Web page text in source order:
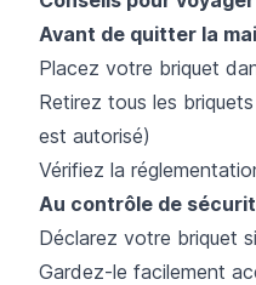
Avant de quitter la
Placez votre briquet
Retirez tous les
est autorisé)
Vérifiez la
Au contrôle de
Déclarez votre briquet
Gardez-le facilement